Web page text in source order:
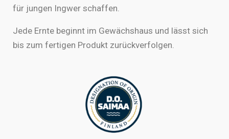
für jungen Ingwer schaffen.
Jede Ernte beginnt im Gewächshaus und lässt sich
bis zum fertigen Produkt zurückverfolgen.